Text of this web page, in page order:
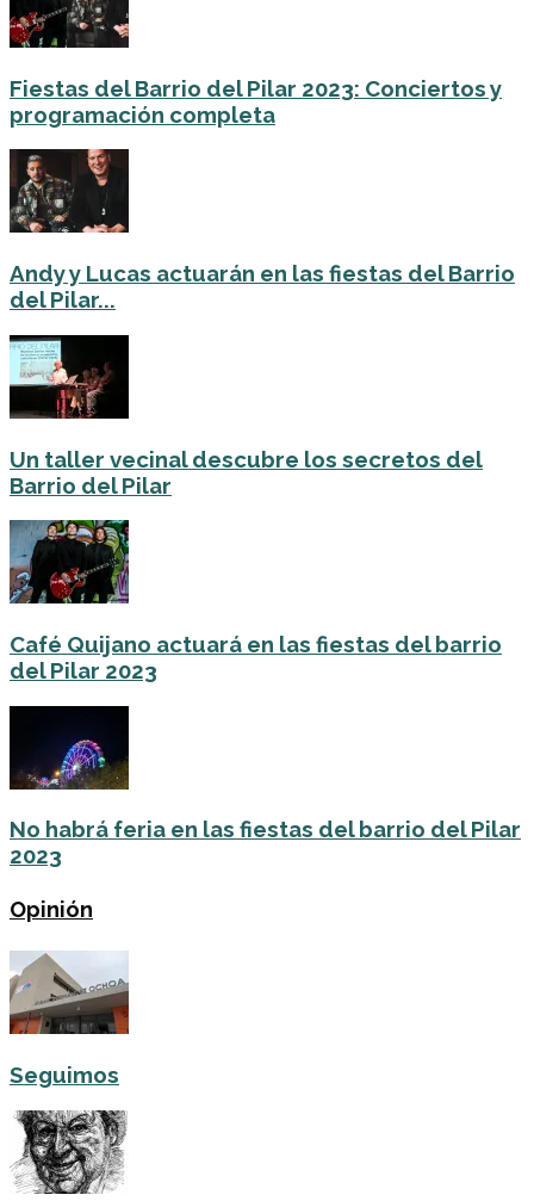
Fiestas del Barrio del Pilar 2023: Conciertos y
programación completa
Andy y Lucas actuarán en las fiestas del Barrio
del Pilar...
Un taller vecinal descubre los secretos del
Barrio del Pilar
Café Quijano actuará en las fiestas del barrio
del Pilar 2023
No habrá feria en las fiestas del barrio del Pilar
2023
Opinión
Seguimos